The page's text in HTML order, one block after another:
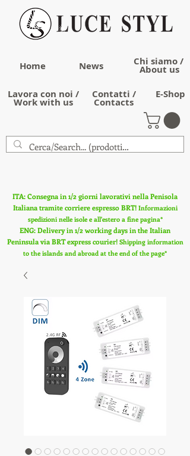
Home News Chi siamo /
About us
Lavora con noi /
Work with us
Contatti /
Contacts
E-Shop
ITA: Consegna in 1/2 giorni lavorativi nella Penisola
Italiana tramite corriere espresso BRT! Informazioni
spedizioni nelle isole e all'estero a fine pagina*
ENG: Delivery in 1/2 working days in the Italian
Peninsula via BRT express courier! Shipping information
to the islands and abroad at the end of the page*